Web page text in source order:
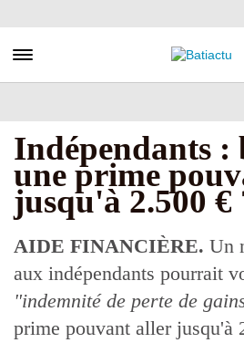
au
principal
Toggle navigation
Indépendants :
une prime
jusqu'à 2.500 €
AIDE FINANCIÈRE. Un
aux indépendants pourrait
"indemnité de perte de
prime pouvant aller jusqu'à